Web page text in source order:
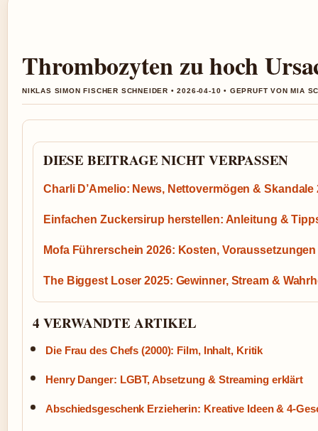
Thrombozyten zu hoch
NIKLAS SIMON FISCHER SCHNEIDER • 2026-04-10 • GEPRUFT VON MIA
DIESE BEITRAGE NICHT VERPASSEN
Charli D’Amelio: News, Nettovermögen & Skandale
Einfachen Zuckersirup herstellen: Anleitung &
Mofa Führerschein 2026: Kosten,
The Biggest Loser 2025: Gewinner, Stream &
4 VERWANDTE ARTIKEL
Die Frau des Chefs (2000): Film, Inhalt, Kritik
Henry Danger: LGBT, Absetzung & Streaming erklärt
Abschiedsgeschenk Erzieherin: Kreative Ideen & 4-